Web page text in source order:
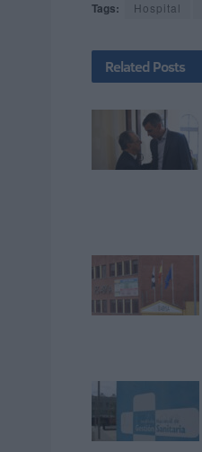
Tags: Hospital
Related Posts